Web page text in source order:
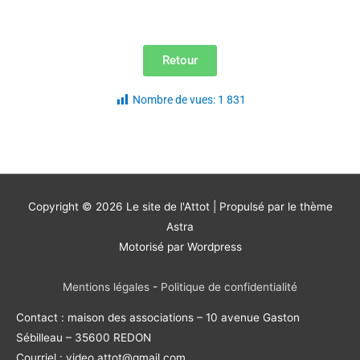
Retour
Nombre de vues: 1 831
Copyright © 2026 Le site de l'Attot| Propulsé par le thème
Astra
Motorisé par Wordpress
Mentions légales - Politique de confidentialité
Contact : maison des associations – 10 avenue Gaston
Sébilleau – 35600 REDON